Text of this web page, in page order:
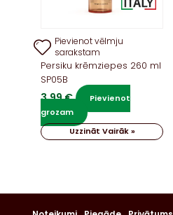
Pievienot vēlmju
sarakstam
Persiku krēmziepes 260 ml
SP05B
3,99€
Pievienot
grozam
Uzzināt Vairāk »